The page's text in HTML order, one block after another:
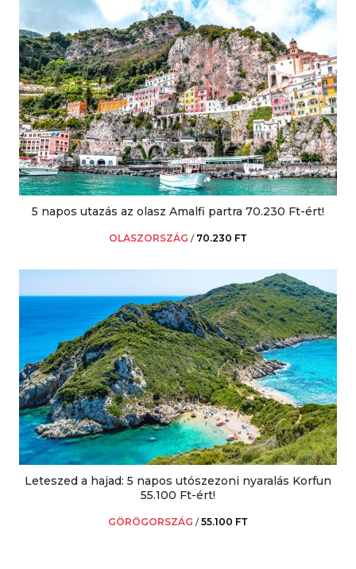
5 napos utazás az olasz Amalfi partra 70.230 Ft-ért!
OLASZORSZÁG / 70.230 FT
Leteszed a hajad: 5 napos utószezoni nyaralás Korfun
55.100 Ft-ért!
GÖRÖGORSZÁG /55.100 FT